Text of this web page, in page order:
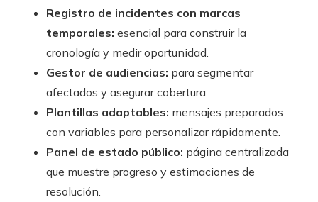
Registro de incidentes con marcas
temporales: esencial para construir la
cronología y medir oportunidad.
Gestor de audiencias: para segmentar
afectados y asegurar cobertura.
Plantillas adaptables: mensajes preparados
con variables para personalizar rápidamente.
Panel de estado público: página centralizada
que muestre progreso y estimaciones de
resolución.